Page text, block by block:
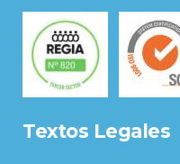
Textos Legales